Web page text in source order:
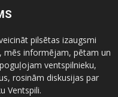
pilsētas izaugsmi
mēs informējam, pētam un
ventspilnieku,
rosinām diskusijas par
Ventspili.